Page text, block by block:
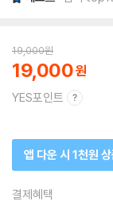
19,000원
19,000
YES포인트
앱 다운 시 1천원
결제혜택